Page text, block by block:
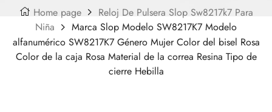
Home page
Reloj De Pulsera Slop Sw8217k7 Para
Niña
Marca Slop Modelo SW8217K7 Modelo
alfanumérico SW8217K7 Género Mujer Color del bisel Rosa
Color de la caja Rosa Material de la correa Resina Tipo de
cierre Hebilla